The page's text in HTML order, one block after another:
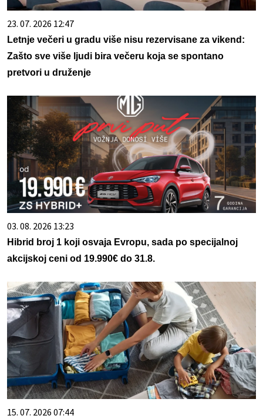
23. 07. 2026 12:47
Letnje večeri u gradu više nisu rezervisane za vikend:
Zašto sve više ljudi bira večeru koja se spontano
pretvori u druženje
03. 08. 2026 13:23
Hibrid broj 1 koji osvaja Evropu, sada po specijalnoj
akcijskoj ceni od 19.990€ do 31.8.
15. 07. 2026 07:44